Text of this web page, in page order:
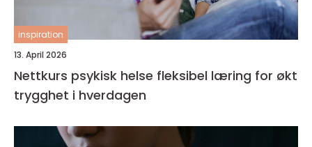
inspiration
13. April 2026
Nettkurs psykisk helse fleksibel læring for økt
trygghet i hverdagen